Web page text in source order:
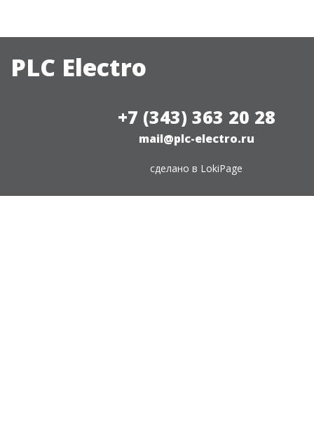
PLC Electro
+7 (343) 363 20 28
mail@plc-electro.ru
сделано в LokiPage